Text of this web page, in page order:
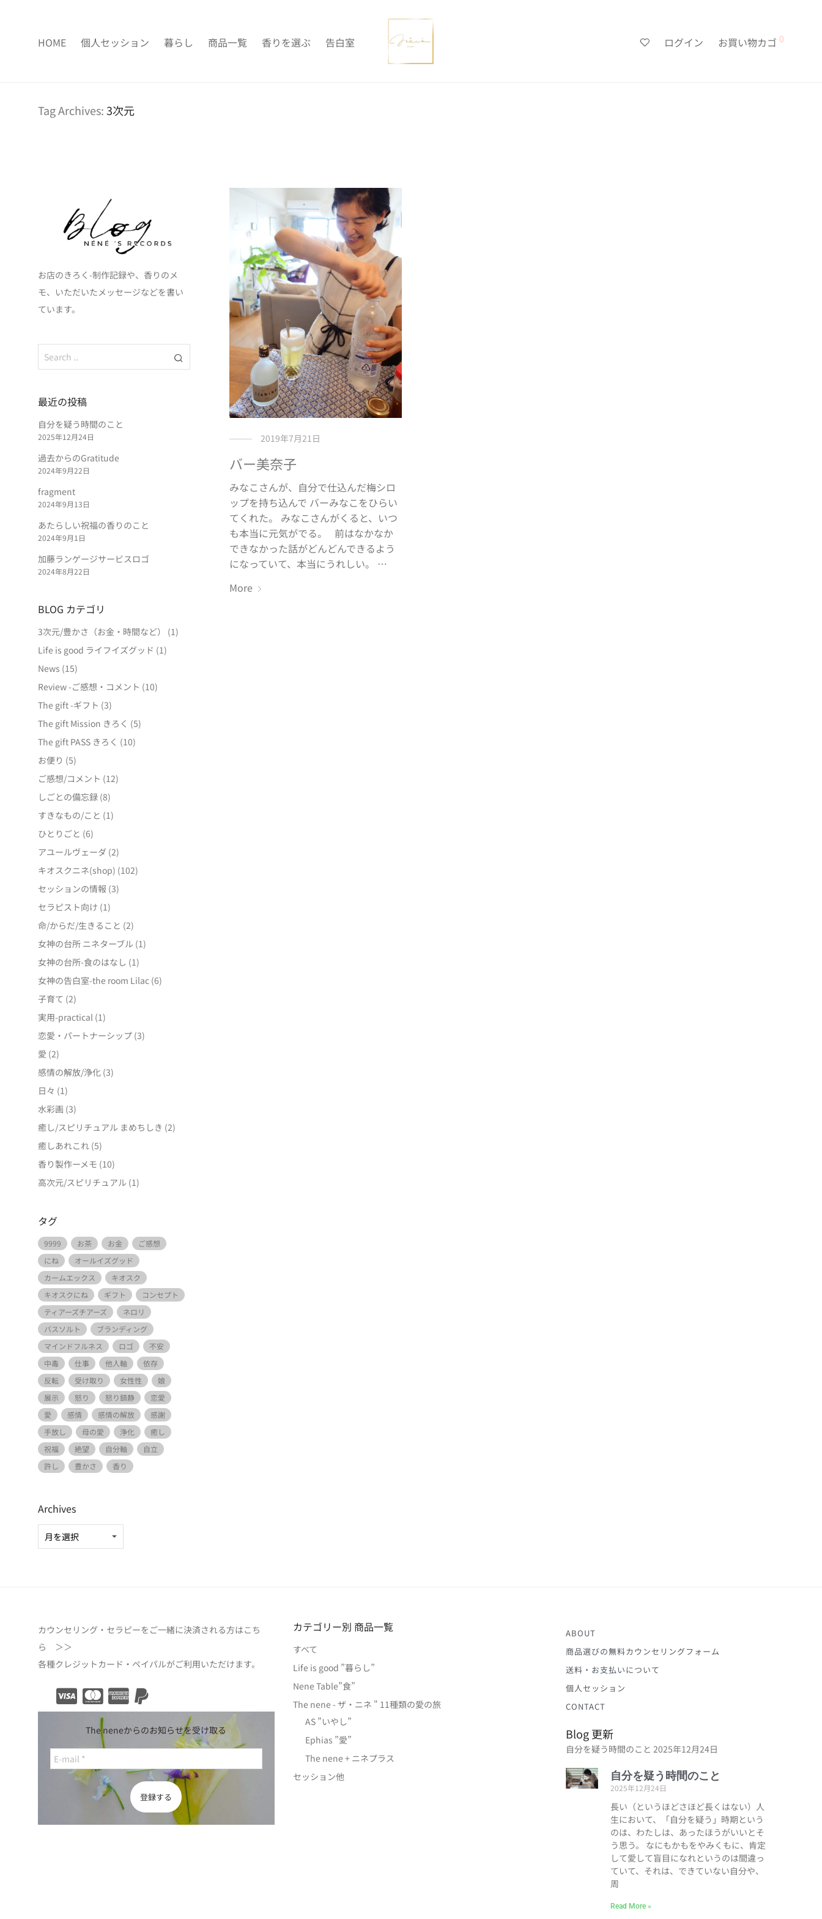
HOME 個人セッション 暮らし 商品一覧 香りを選ぶ 告白室 ログイン お買い物カゴ 0
Tag Archives:3次元
2019年7月21日
バー美奈子
みなこさんが、自分で仕込んだ梅シロ
ップを持ち込んで バーみなこをひらい
てくれた。 みなこさんがくると、いつ
も本当に元気がでる。 前はなかなか
できなかった話がどんどんできるよう
になっていて、本当にうれしい。 …
More
お店のきろく-制作記録や、香りのメ
モ、いただいたメッセージなどを書い
ています。
最近の投稿
自分を疑う時間のこと
2025年12月24日
過去からのGratitude
2024年9月22日
fragment
2024年9月13日
あたらしい祝福の香りのこと
2024年9月1日
加藤ランゲージサービスロゴ
2024年8月22日
BLOG カテゴリ
3次元/豊かさ（お金・時間など）
(1)
Life is good ライフイズグッド (1)
News (15)
Review -ご感想・コメント (10)
The gift -ギフト (3)
The gift Mission きろく (5)
The gift PASS きろく (10)
お便り (5)
ご感想/コメント (12)
しごとの備忘録 (8)
すきなもの/こと (1)
ひとりごと (6)
アユールヴェーダ (2)
キオスクニネ(shop) (102)
セッションの情報 (3)
セラピスト向け (1)
命/からだ/生きること (2)
女神の台所 ニネターブル (1)
女神の台所-食のはなし (1)
女神の告白室-the room Lilac (6)
子育て (2)
実用-practical (1)
恋愛・パートナーシップ (3)
愛 (2)
感情の解放/浄化 (3)
日々 (1)
水彩画 (3)
癒し/スピリチュアル まめちしき (2)
癒しあれこれ (5)
香り製作ーメモ (10)
高次元/スピリチュアル (1)
タグ
9999 お茶 お金
ご感想
にね
オールイズグッド
カームエックス
キオスク
キオスクにね
ギフト
コンセプト
ティアーズチアーズ
ネロリ
バスソルト
ブランディング
マインドフルネス
ロゴ
不安
中毒
仕事 他人軸
依存
反転
受け取り 女性性
娘
展示
怒り 怒り鎮静
恋愛
愛
感情 感情の解放
感謝
手放し
母の愛 浄化
癒し
祝福
絶望 自分軸
自立
許し
豊かさ 香り
Archives
カウンセリング・セラピーをご一緒に決済される方はこち
ら ＞＞
各種クレジットカード・ペイパルがご利用いただけます。
The neneからのお知らせを受け取る
カテゴリー別 商品一覧
すべて
Life is good ”暮らし”
Nene Table”食”
The nene - ザ・ニネ " 11種類の愛の旅
AS ”いやし”
Ephias ”愛”
The nene + ニネプラス
セッション他
ABOUT
商品選びの無料カウンセリングフォーム
送料・お支払いについて
個人セッション
CONTACT
Blog 更新
自分を疑う時間のこと 2025年12月24日
自分を疑う時間のこと
2025年12月24日
長い（というほどさほど長くはない）人
生において、「自分を疑う」時期という
のは、わたしは、あったほうがいいとそ
う思う。 なにもかもをやみくもに、肯定
して愛して盲目になれというのは間違っ
ていて、それは、できていない自分や、
周
Read More »